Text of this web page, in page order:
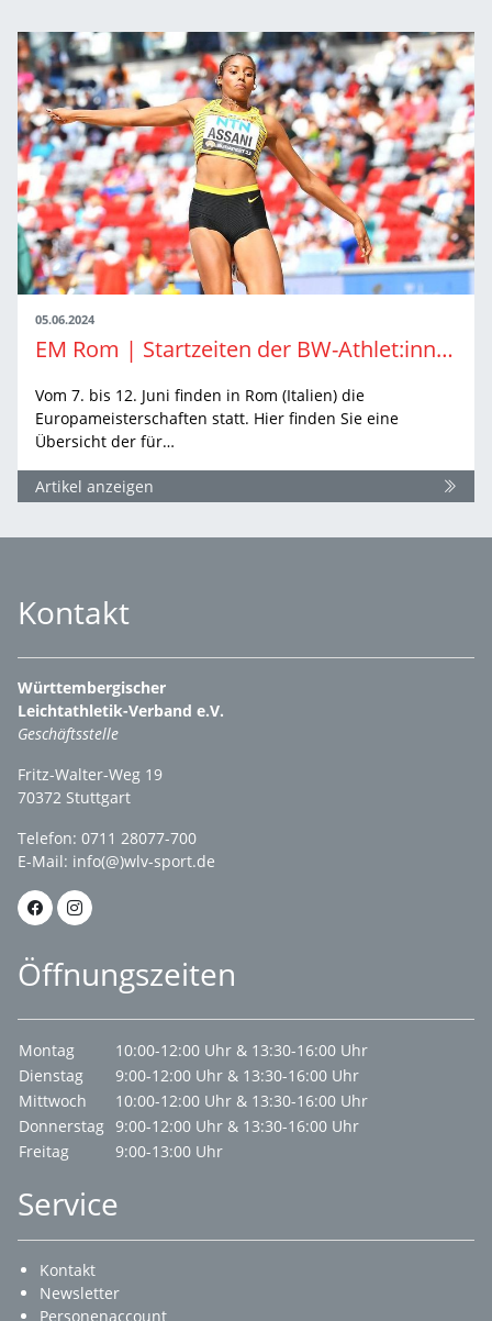
05.06.2024
EM Rom | Startzeiten der BW-Athlet:innen
Vom 7. bis 12. Juni finden in Rom (Italien) die
Europameisterschaften statt. Hier finden Sie eine
Übersicht der für…
Artikel anzeigen
Kontakt
Württembergischer
Leichtathletik-Verband e.V.
Geschäftsstelle
Fritz-Walter-Weg 19
70372 Stuttgart
Telefon: 0711 28077-700
E-Mail: info(@)wlv-sport.de
Öffnungszeiten
Montag
10:00-12:00 Uhr & 13:30-16:00 Uhr
Dienstag
9:00-12:00 Uhr & 13:30-16:00 Uhr
Mittwoch
10:00-12:00 Uhr & 13:30-16:00 Uhr
Donnerstag 9:00-12:00 Uhr & 13:30-16:00 Uhr
Freitag
9:00-13:00 Uhr
Service
Kontakt
Newsletter
Personenaccount